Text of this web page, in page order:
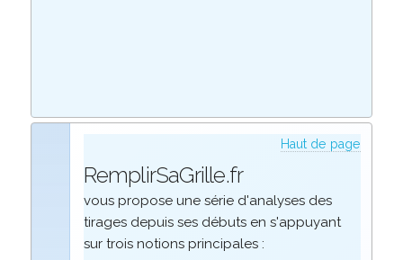
Haut de page
RemplirSaGrille.fr
vous propose une série d'analyses des
tirages depuis ses débuts en s'appuyant
sur trois notions principales :